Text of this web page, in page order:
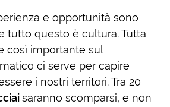
e opportunità sono
tutto questo è cultura. Tutta
così importante sul
ci serve per capire
i nostri territori. Tra 20
saranno scomparsi, e non